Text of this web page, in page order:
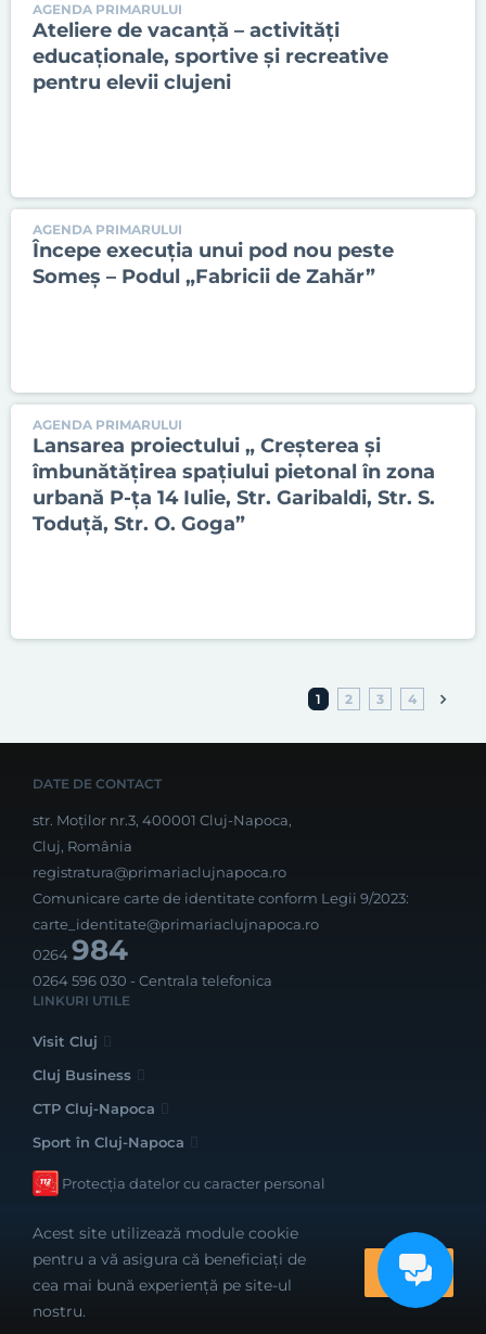
AGENDA PRIMARULUI
Ateliere de vacanță – activități
educaționale, sportive și recreative
pentru elevii clujeni
AGENDA PRIMARULUI
Începe execuția unui pod nou peste
Someș – Podul „Fabricii de Zahăr”
AGENDA PRIMARULUI
Lansarea proiectului „ Creșterea și
îmbunătățirea spațiului pietonal în zona
urbană P-ța 14 Iulie, Str. Garibaldi, Str. S.
Toduță, Str. O. Goga”
1 2 3 4
DATE DE CONTACT
str. Moților nr.3, 400001 Cluj-Napoca,
Cluj, România
registratura@primariaclujnapoca.ro
Comunicare carte de identitate conform Legii 9/2023:
carte_identitate@primariaclujnapoca.ro
0264984
0264 596 030 - Centrala telefonica
LINKURI UTILE
Visit Cluj
Cluj Business
CTP Cluj-Napoca
Sport în Cluj-Napoca
Protecția datelor cu caracter personal
Realizat cu bune intenții de către
Acest site utilizează module cookie
pentru a vă asigura că beneficiați de
cea mai bună experiență pe site-ul
nostru.
OK